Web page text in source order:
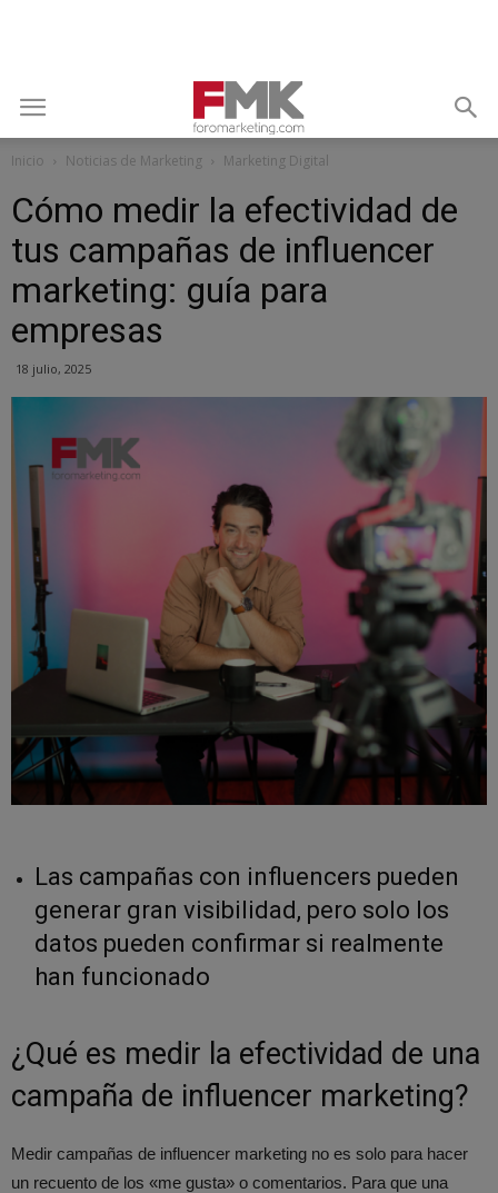
Inicio Noticias de Marketing Marketing Digital
Cómo medir la efectividad de
tus campañas de influencer
marketing: guía para
empresas
18 julio, 2025
Las campañas con influencers pueden
generar gran visibilidad, pero solo los
datos pueden confirmar si realmente
han funcionado
¿Qué es medir la efectividad de una
campaña de influencer marketing?
Medir campañas de influencer marketing no es solo para hacer
un recuento de los «me gusta» o comentarios. Para que una